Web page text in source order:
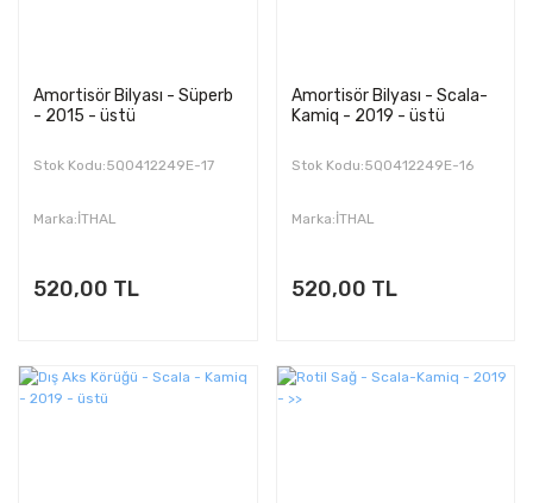
Amortisör Bilyası - Süperb
- 2015 - üstü
Stok Kodu:5Q0412249E-17
Marka:İTHAL
520,00 TL
Amortisör Bilyası - Scala-
Kamiq - 2019 - üstü
Stok Kodu:5Q0412249E-16
Marka:İTHAL
520,00 TL